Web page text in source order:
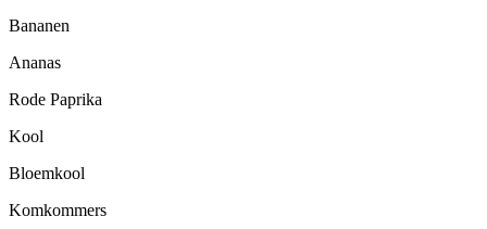
Bananen
Ananas
Rode Paprika
Kool
Bloemkool
Komkommers